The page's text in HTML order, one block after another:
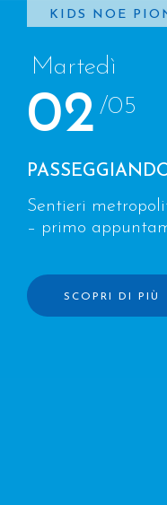
KIDS NOE
Martedì
02 /05
Sentieri
– primo
SCOPRI DI PIÙ